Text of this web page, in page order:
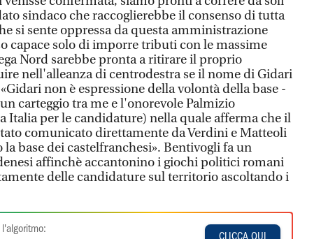
sindaco che raccoglierebbe il consenso di tutta
si sente oppressa da questa amministrazione
capace solo di imporre tributi con le massime
Nord sarebbe pronta a ritirare il proprio
nell'alleanza di centrodestra se il nome di Gidari
non è espressione della volontà della base -
carteggio tra me e l'onorevole Palmizio
Italia per le candidature) nella quale afferma che il
comunicato direttamente da Verdini e Matteoli
base dei castelfranchesi». Bentivogli fa un
affinchè accantonino i giochi politici romani
delle candidature sul territorio ascoltando i
CLICCA QUI